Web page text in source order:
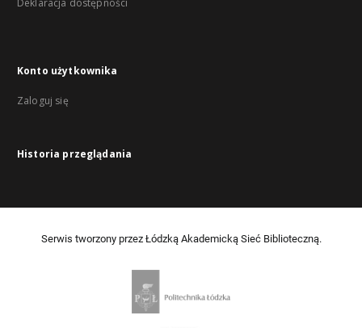
Deklaracja dostępności
Konto użytkownika
Zaloguj się
Historia przeglądania
Serwis tworzony przez Łódzką Akademicką Sieć Biblioteczną.